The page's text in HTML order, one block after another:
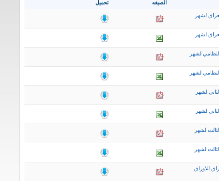
تحميل الصيغه
لشهر
لشهر
لشهر
لشهر
لشهر
لشهر
لشهر
لشهر
للاوراق